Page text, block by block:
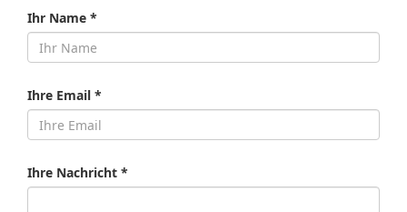
Ihr Name *
Ihre Email *
Ihre Nachricht *